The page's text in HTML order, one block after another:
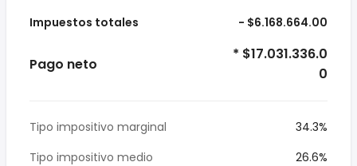
Impuestos totales - $6.168.664.00
Pago neto
* $17.031.336.0
0
Tipo impositivo marginal
34.3%
Tipo impositivo medio
26.6%